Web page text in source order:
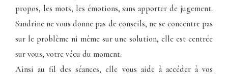
propos, les mots, les émotions, sans apporter de jugement.
Sandrine ne vous donne pas de conseils, ne se concentre pas
sur le problème ni même sur une solution, elle est centrée
sur vous, votre vécu du moment.
Ainsi au fil des séances, elle vous aide à accéder à vos